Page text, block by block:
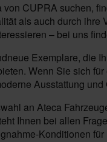
CUPRA suchen,
als auch durch
– bei uns
Exemplare, die
Wenn Sie sich
Ausstattung
an Ateca
Ihnen bei allen
Konditionen